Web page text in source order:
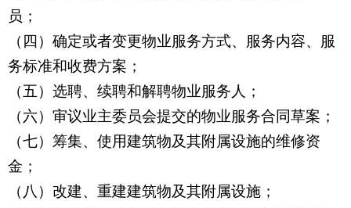
员；
（四）确定或者变更物业服务方式、服务内容、服
务标准和收费方案；
（五）选聘、续聘和解聘物业服务人；
（六）审议业主委员会提交的物业服务合同草案；
（七）筹集、使用建筑物及其附属设施的维修资
金；
（八）改建、重建建筑物及其附属设施；